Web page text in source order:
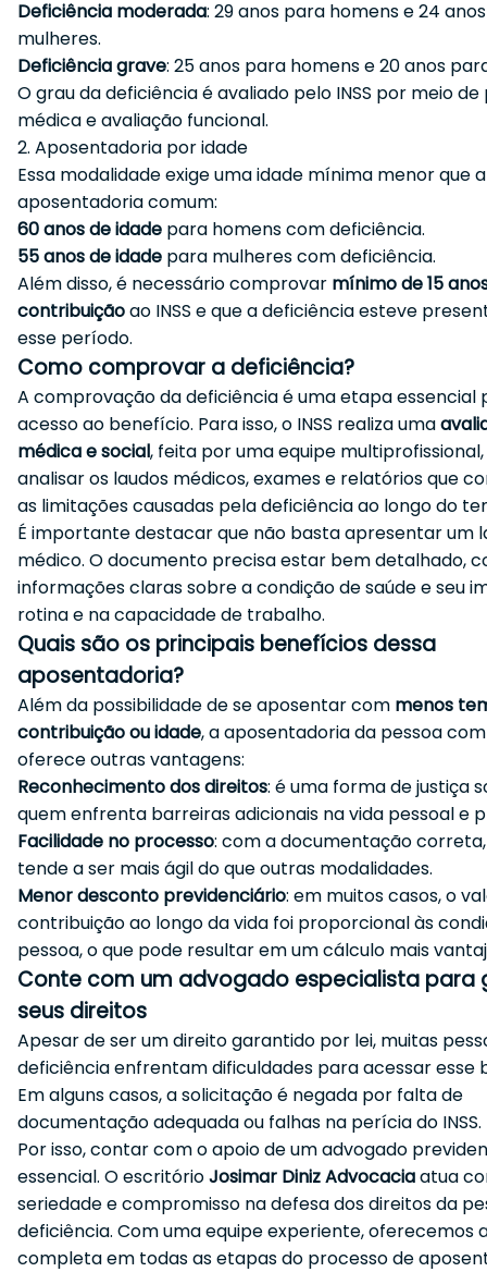
Deficiência moderada: 29 anos para homens e 24
mulheres.
Deficiência grave: 25 anos para homens e 20 anos
O grau da deficiência é avaliado pelo INSS por meio
médica e avaliação funcional.
2. Aposentadoria por idade
Essa modalidade exige uma idade mínima menor que
aposentadoria comum:
60 anos de idade para homens com deficiência.
55 anos de idade para mulheres com deficiência.
Além disso, é necessário comprovar mínimo de 15
contribuiçãoao INSS e que a deficiência esteve
esse período.
Como comprovar a deficiência?
A comprovação da deficiência é uma etapa essencial
acesso ao benefício. Para isso, o INSS realiza uma
médica e social, feita por uma equipe
analisar os laudos médicos, exames e relatórios que
as limitações causadas pela deficiência ao longo do
É importante destacar que não basta apresentar um
médico. O documento precisa estar bem detalhado,
informações claras sobre a condição de saúde e seu
rotina e na capacidade de trabalho.
Quais são os principais benefícios dessa
aposentadoria?
Além da possibilidade de se aposentar com menos
contribuição ou idade, a aposentadoria da pessoa
oferece outras vantagens:
Reconhecimento dos direitos: é uma forma de justiça
quem enfrenta barreiras adicionais na vida pessoal e
Facilidade no processo: com a documentação
tende a ser mais ágil do que outras modalidades.
Menor desconto previdenciário: em muitos casos, o
contribuição ao longo da vida foi proporcional às
pessoa, o que pode resultar em um cálculo mais
Conte com um advogado especialista para
seus direitos
Apesar de ser um direito garantido por lei, muitas
deficiência enfrentam dificuldades para acessar esse
Em alguns casos, a solicitação é negada por falta de
documentação adequada ou falhas na perícia do INSS.
Por isso, contar com o apoio de um advogado
essencial. O escritórioJosimar Diniz Advocaciaatua
seriedade e compromisso na defesa dos direitos da
deficiência. Com uma equipe experiente, oferecemos
completa em todas as etapas do processo de